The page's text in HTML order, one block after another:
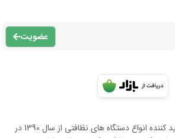
عضویت
مجموعه آذين صنعت توليد كننده انواع دستگاه هاى نظافتى از سال 1390 در